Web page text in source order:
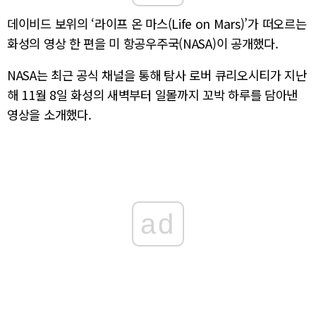
데이비드 보위의 ‘라이프 온 마스(Life on Mars)’가 떠오르는
화성의 영상 한 편을 미 항공우주국(NASA)이 공개했다.
NASA는 최근 공식 채널을 통해 탐사 로버 큐리오시티가 지난
해 11월 8일 화성의 새벽부터 일몰까지 꼬박 하루를 담아낸
영상을 소개했다.
ad